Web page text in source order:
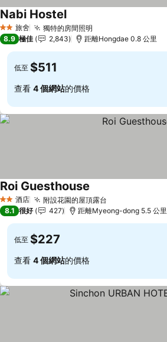
2 星級旅舍 獨特的房間照明
Nabi Hostel查看價格
8.9 極佳 2,843 距離Hongdae 0.8 公里
低至 $511
查看 4 個網站的價格
2 星級酒店 附設花園的屋頂露台
Roi Guesthouse
8.1 很好 427 距離Myeong-dong 5.5 公里
低至 $227
查看 4 個網站的價格